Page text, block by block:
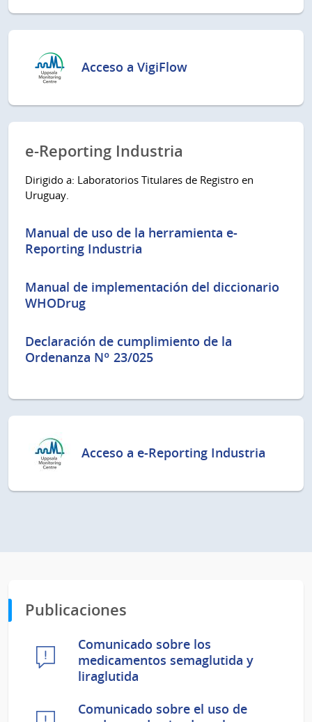
Acceso a VigiFlow
e-Reporting Industria
Dirigido a: Laboratorios Titulares de Registro en
Uruguay.
Manual de uso de la herramienta e-
Reporting Industria
Manual de implementación del diccionario
WHODrug
Declaración de cumplimiento de la
Ordenanza Nº 23/025
Acceso a e-Reporting Industria
Publicaciones
Comunicado sobre los
medicamentos semaglutida y
liraglutida
Comunicado sobre el uso de